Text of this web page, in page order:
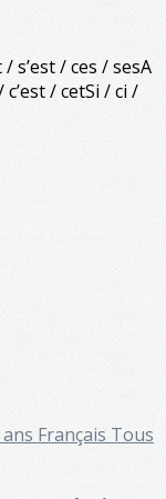
s’est / ces / sesA
/ cetSi / ci /
Français Tous